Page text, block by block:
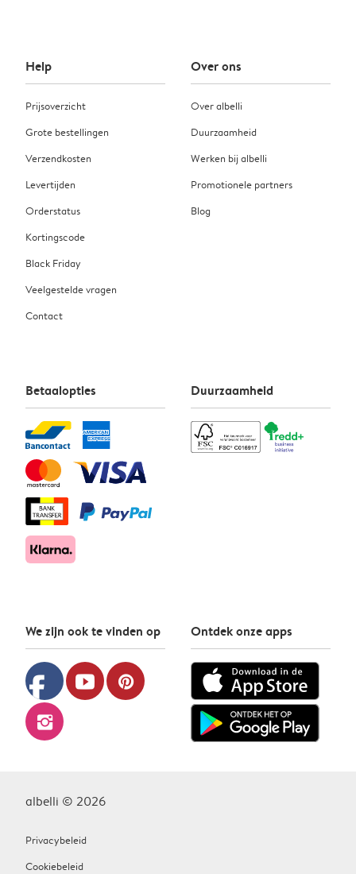
Help
Prijsoverzicht
Grote bestellingen
Verzendkosten
Levertijden
Orderstatus
Kortingscode
Black Friday
Veelgestelde vragen
Contact
Over ons
Over albelli
Duurzaamheid
Werken bij albelli
Promotionele partners
Blog
Betaalopties Duurzaamheid
We zijn ook te vinden op
facebook youtube pinterest
instagram
Ontdek onze apps
albelli © 2026
Privacybeleid
Cookiebeleid